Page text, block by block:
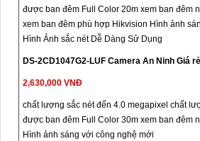
được ban đêm Full Color 20m xem ban đêm
xem ban đêm phù hợp Hikvision Hình ảnh
Hình Ảnh sắc nét Dễ Dàng Sử Dụng
DS-2CD1047G2-LUF Camera An Ninh Giá rẻ
2,630,000 VNĐ
chất lượng sắc nét đến 4.0 megapixel chất
được ban đêm Full Color 30m xem ban đêm
Hình ảnh sáng với công nghệ mới